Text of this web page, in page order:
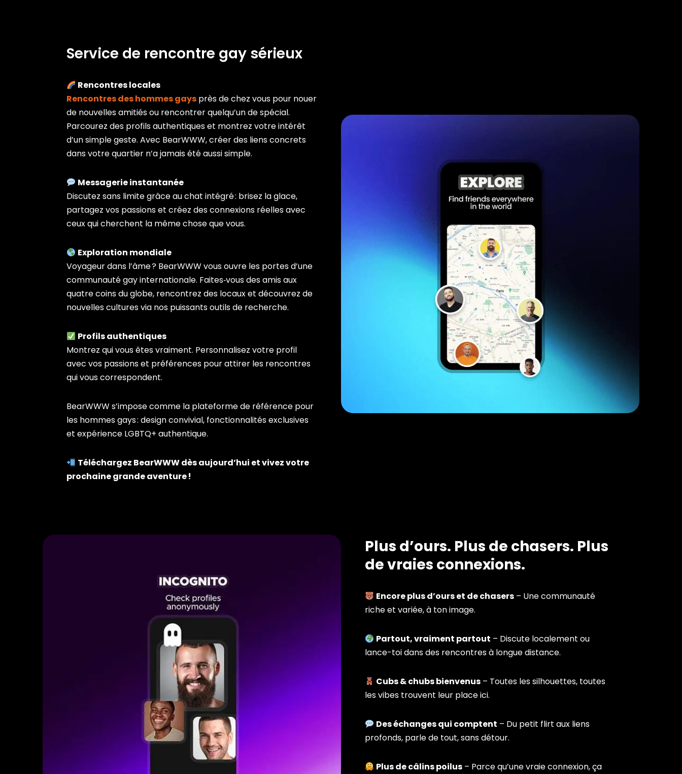
Service de rencontre gay sérieux
Rencontres locales
Rencontres des hommes gays près de chez vous pour nouer
de nouvelles amitiés ou rencontrer quelqu’un de spécial.
Parcourez des profils authentiques et montrez votre intérêt
d’un simple geste. Avec BearWWW, créer des liens concrets
dans votre quartier n’a jamais été aussi simple.
Messagerie instantanée
Discutez sans limite grâce au chat intégré : brisez la glace,
partagez vos passions et créez des connexions réelles avec
ceux qui cherchent la même chose que vous.
Exploration mondiale
Voyageur dans l’âme ? BearWWW vous ouvre les portes d’une
communauté gay internationale. Faites‑vous des amis aux
quatre coins du globe, rencontrez des locaux et découvrez de
nouvelles cultures via nos puissants outils de recherche.
Profils authentiques
Montrez qui vous êtes vraiment. Personnalisez votre profil
avec vos passions et préférences pour attirer les rencontres
qui vous correspondent.
BearWWW s’impose comme la plateforme de référence pour
les hommes gays : design convivial, fonctionnalités exclusives
et expérience LGBTQ+ authentique.
Téléchargez BearWWW dès aujourd’hui et vivez votre
prochaine grande aventure !
Plus d’ours. Plus de chasers. Plus
de vraies connexions.
Encore plus d’ours et de chasers – Une communauté
riche et variée, à ton image.
Partout, vraiment partout – Discute localement ou
lance-toi dans des rencontres à longue distance.
Cubs & chubs bienvenus – Toutes les silhouettes, toutes
les vibes trouvent leur place ici.
Des échanges qui comptent – Du petit flirt aux liens
profonds, parle de tout, sans détour.
Plus de câlins poilus – Parce qu’une vraie connexion, ça